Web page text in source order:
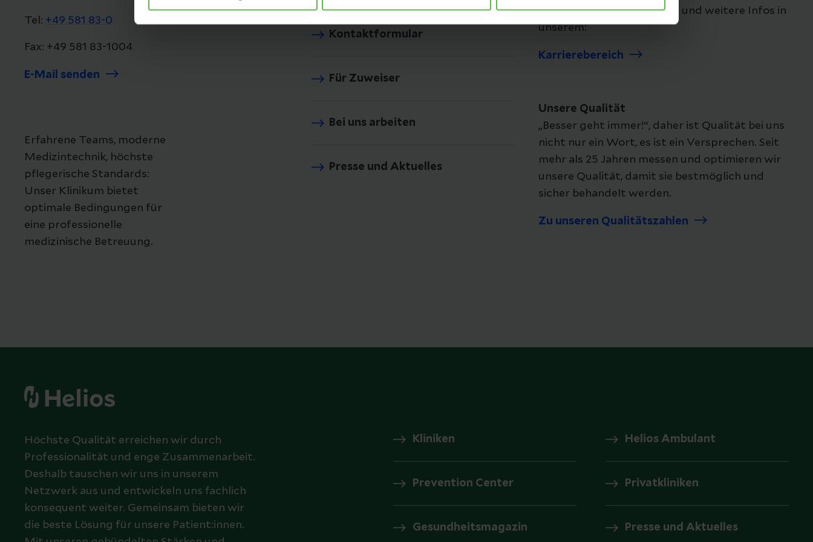
Tel: +49 581 83-0
Fax: +49 581 83-1004
E-Mail senden
Erfahrene Teams, moderne
Medizintechnik, höchste
pflegerische Standards:
Unser Klinikum bietet
optimale Bedingungen für
eine professionelle
medizinische Betreuung.
Kontaktformular
Für Zuweiser
Bei uns arbeiten
Presse und Aktuelles
Ausbildungsmöglichkeiten und weitere Infos in
unserem:
Karrierebereich
Unsere Qualität
„Besser geht immer!“, daher ist Qualität bei uns
nicht nur ein Wort, es ist ein Versprechen. Seit
mehr als 25 Jahren messen und optimieren wir
unsere Qualität, damit sie bestmöglich und
sicher behandelt werden.
Zu unseren Qualitätszahlen
Höchste Qualität erreichen wir durch
Professionalität und enge Zusammenarbeit.
Deshalb tauschen wir uns in unserem
Netzwerk aus und entwickeln uns fachlich
konsequent weiter. Gemeinsam bieten wir
die beste Lösung für unsere Patient:innen.
Kliniken Helios Ambulant
Prevention Center Privatkliniken
Gesundheitsmagazin Presse und Aktuelles